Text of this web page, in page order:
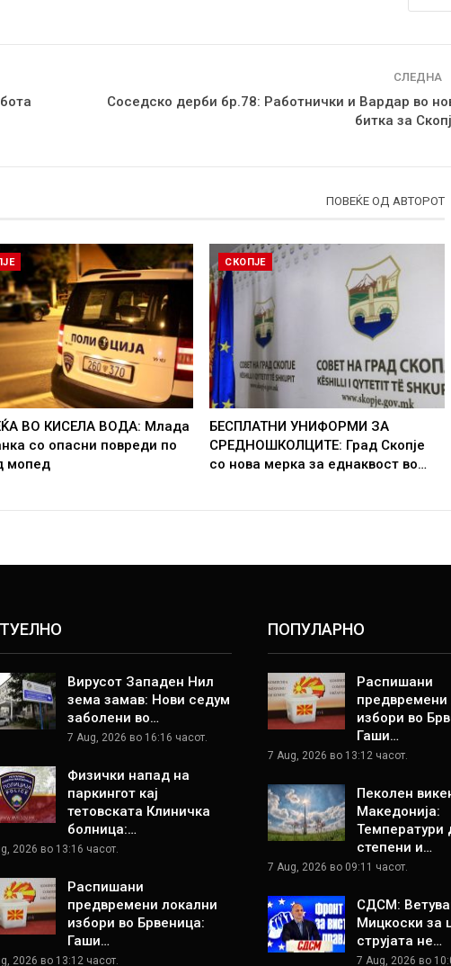
СЛЕДНА
Соседско дерби бр.78: Работнички и Вардар во
битка за
ПОВЕЌЕ ОД АВТОРОТ
ВО КИСЕЛА ВОДА: Млада
со опасни повреди по
мопед
СКОПЈЕ
БЕСПЛАТНИ УНИФОРМИ ЗА
СРЕДНОШКОЛЦИТЕ: Град Скопје
со нова мерка за еднаквост во…
Вирусот Западен Нил
зема замав: Нови седум
заболени во…
7 Aug, 2026 во 16:16 часот.
Физички напад на
паркингот кај
тетовската Клиничка
болница:…
2026 во 13:16 часот.
Распишани
предвремени локални
избори во Брвеница:
Гаши…
2026 во 13:12 часот.
ПОПУЛАРНО
Распишани
предвремени
избори во
Гаши…
7 Aug, 2026 во 13:12 часот.
Пеколен
Македонија:
Температури
степени и…
7 Aug, 2026 во 09:11 часот.
СДСМ:
Мицкоски за
струјата не…
7 Aug, 2026 во